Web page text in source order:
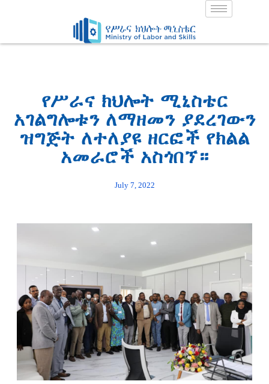
የሥራና ክህሎት ሚኒስቴር
አገልግሎቱን ለማዘመን ያደረገውን
ዝግጅት ለተለያዩ ዘርፎች የክልል
አመራሮች አስጎበኘ።
July 7, 2022